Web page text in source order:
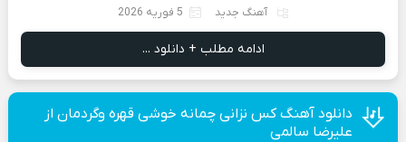
آهنگ جدید 5 فوریه 2026
ادامه مطلب + دانلود ...
دانلود آهنگ کس نزانی چمانه خوشی قهره وگردمان از
علیرضا سالمی